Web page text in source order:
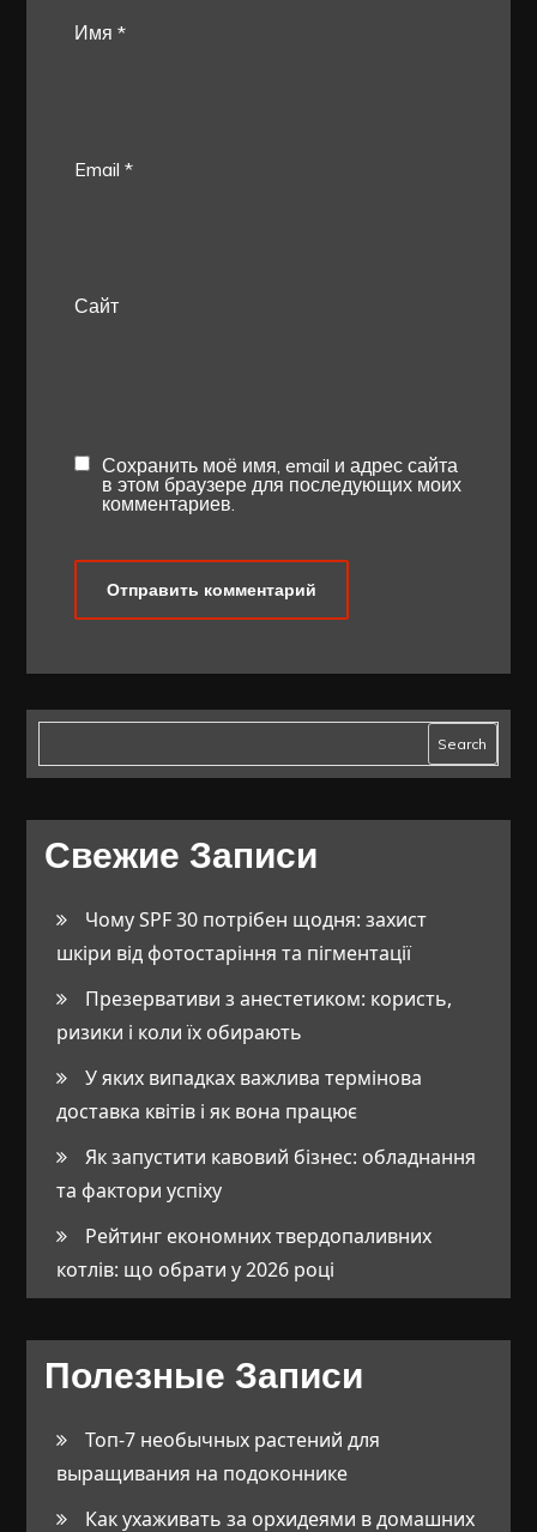
Имя*
Email*
Сайт
Сохранить моё имя, email и адрес сайта
в этом браузере для последующих моих
комментариев.
Search
Свежие Записи
Чому SPF 30 потрібен щодня: захист
шкіри від фотостаріння та пігментації
Презервативи з анестетиком: користь,
ризики і коли їх обирають
У яких випадках важлива термінова
доставка квітів і як вона працює
Як запустити кавовий бізнес: обладнання
та фактори успіху
Рейтинг економних твердопаливних
котлів: що обрати у 2026 році
Полезные Записи
Топ-7 необычных растений для
выращивания на подоконнике
Как ухаживать за орхидеями в домашних